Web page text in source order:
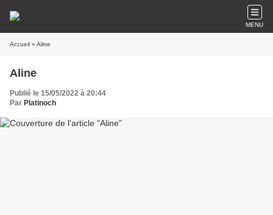
MENU
Accueil » Aline
Aline
Publié le 15/05/2022 à 20:44
Par Platinoch